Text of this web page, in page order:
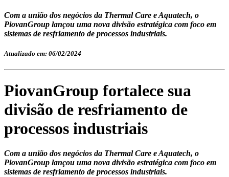
Com a união dos negócios da Thermal Care e Aquatech, o
PiovanGroup lançou uma nova divisão estratégica com foco em
sistemas de resfriamento de processos industriais.
Atualizado em: 06/02/2024
PiovanGroup fortalece sua
divisão de resfriamento de
processos industriais
Com a união dos negócios da Thermal Care e Aquatech, o
PiovanGroup lançou uma nova divisão estratégica com foco em
sistemas de resfriamento de processos industriais.